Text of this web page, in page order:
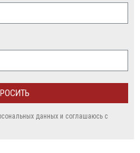
данных и соглашаюсь c